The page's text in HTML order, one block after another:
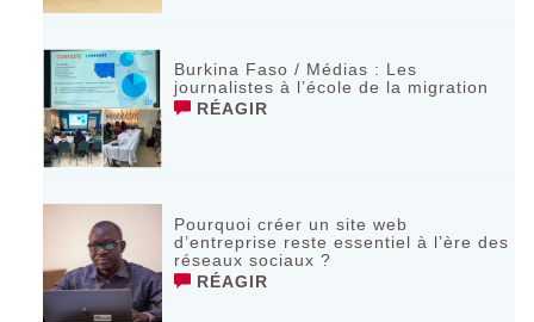
Burkina Faso / Médias : Les
journalistes à l’école de la migration
RÉAGIR
Pourquoi créer un site web
d’entreprise reste essentiel à l’ère des
réseaux sociaux ?
RÉAGIR